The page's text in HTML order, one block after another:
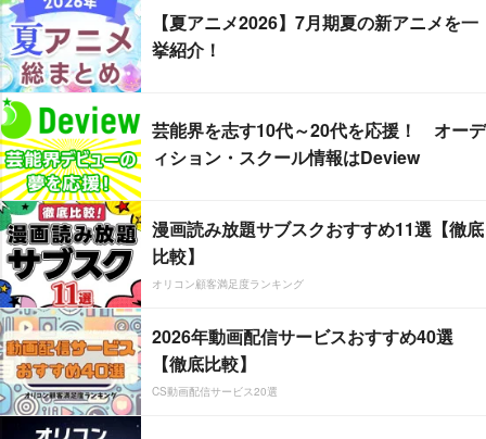
【夏アニメ2026】7月期夏の新アニメを一
挙紹介！
芸能界を志す10代～20代を応援！ オーデ
ィション・スクール情報はDeview
漫画読み放題サブスクおすすめ11選【徹底
比較】
オリコン顧客満足度ランキング
2026年動画配信サービスおすすめ40選
【徹底比較】
CS動画配信サービス20選